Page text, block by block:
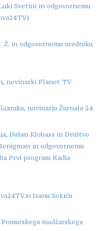
Svetini in odgovornemu
in odgovornemu uredniku
novinarki Planet TV
novinarju Žurnala 24
Dušan Klobasa in Društvo
in odgovornemu
Prvi program Radia
Ivanu Sokiču
madžarskega